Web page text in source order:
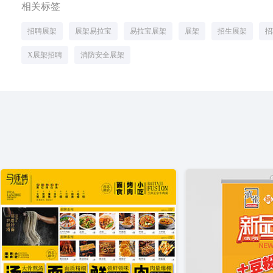
相关标签
招聘展架 展架易拉宝 易拉宝展架 展架 招生展架
X展架招聘 消防安全展架